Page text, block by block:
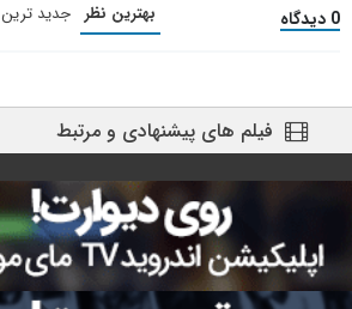
0 دیدگاه بهترین نظر جدید ترین
فیلم های پیشنهادی و مرتبط